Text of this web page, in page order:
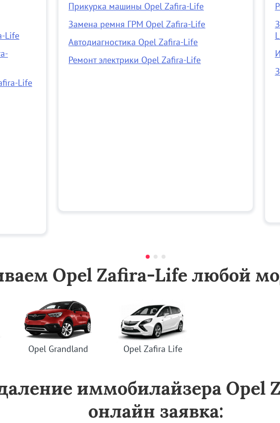
Life
Life
Прикурка машины Opel Zafira-Life
Замена ремня ГРМ Opel Zafira-Life
Автодиагностика Opel Zafira-Life
Ремонт электрики Opel Zafira-Life
Opel Zafira-Life любой
Opel Grandland Opel Zafira Life
иммобилайзера
онлайн заявка: